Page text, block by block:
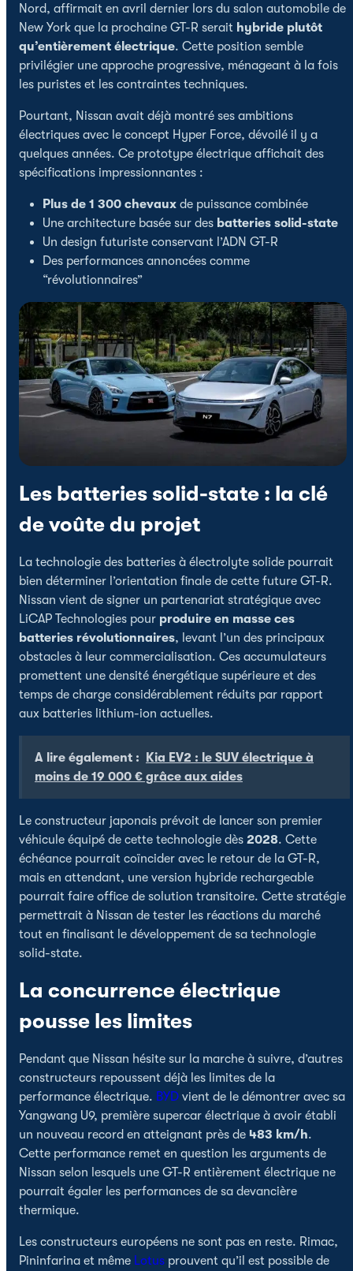
Nord, affirmait en avril dernier lors du salon automobile de
New York que la prochaine GT-R serait hybride plutôt
qu’entièrement électrique. Cette position semble
privilégier une approche progressive, ménageant à la fois
les puristes et les contraintes techniques.
Pourtant, Nissan avait déjà montré ses ambitions
électriques avec le concept Hyper Force, dévoilé il y a
quelques années. Ce prototype électrique affichait des
spécifications impressionnantes :
Plus de 1 300 chevaux de puissance combinée
Une architecture basée sur des batteries solid-state
Un design futuriste conservant l’ADN GT-R
Des performances annoncées comme
“révolutionnaires”
Les batteries solid-state : la clé
de voûte du projet
La technologie des batteries à électrolyte solide pourrait
bien déterminer l’orientation finale de cette future GT-R.
Nissan vient de signer un partenariat stratégique avec
LiCAP Technologies pour produire en masse ces
batteries révolutionnaires, levant l’un des principaux
obstacles à leur commercialisation. Ces accumulateurs
promettent une densité énergétique supérieure et des
temps de charge considérablement réduits par rapport
aux batteries lithium-ion actuelles.
A lire également :
Kia EV2 : le SUV électrique à
moins de 19 000 € grâce aux aides
Le constructeur japonais prévoit de lancer son premier
véhicule équipé de cette technologie dès 2028. Cette
échéance pourrait coïncider avec le retour de la GT-R,
mais en attendant, une version hybride rechargeable
pourrait faire office de solution transitoire. Cette stratégie
permettrait à Nissan de tester les réactions du marché
tout en finalisant le développement de sa technologie
solid-state.
La concurrence électrique
pousse les limites
Pendant que Nissan hésite sur la marche à suivre, d’autres
constructeurs repoussent déjà les limites de la
performance électrique. BYD vient de le démontrer avec sa
Yangwang U9, première supercar électrique à avoir établi
un nouveau record en atteignant près de 483 km/h.
Cette performance remet en question les arguments de
Nissan selon lesquels une GT-R entièrement électrique ne
pourrait égaler les performances de sa devancière
thermique.
Les constructeurs européens ne sont pas en reste. Rimac,
Pininfarina et même Lotus prouvent qu’il est possible de